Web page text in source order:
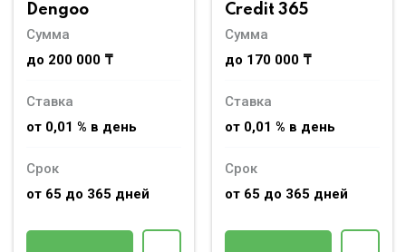
Dengoo
Сумма
до 200 000 ₸
Ставка
от 0,01 % в день
Срок
от 65 до 365 дней
Credit 365
Сумма
до 170 000 ₸
Ставка
от 0,01 % в день
Срок
от 65 до 365 дней